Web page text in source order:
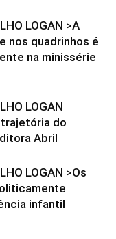
LOGAN >A
nos quadrinhos é
na minissérie
LOGAN
trajetória do
Abril
LOGAN >Os
infantil